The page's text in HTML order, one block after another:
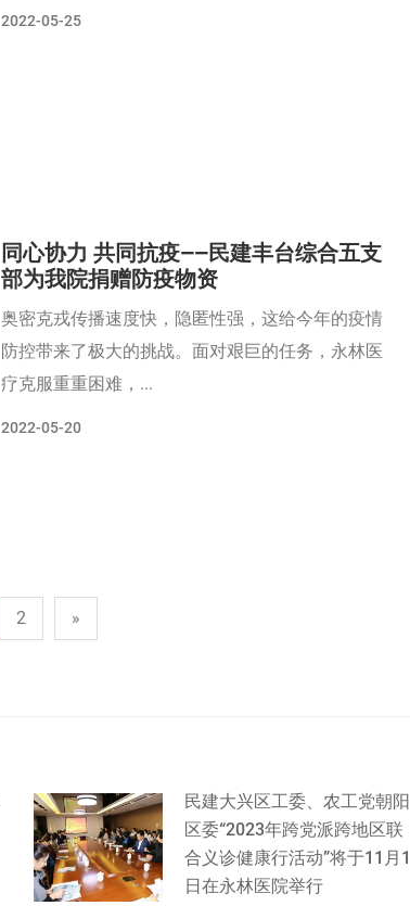
2022-05-25
同心协力 共同抗疫——民建丰台综合五支
部为我院捐赠防疫物资
奥密克戎传播速度快，隐匿性强，这给今年的疫情
防控带来了极大的挑战。面对艰巨的任务，永林医
疗克服重重困难，...
2022-05-20
2 »
民建大兴区工委、农工党朝阳
区委“2023年跨党派跨地区联
合义诊健康行活动”将于11月1
日在永林医院举行